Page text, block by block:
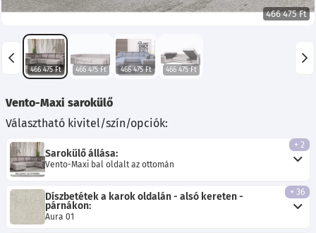
466 475 Ft
466 475 Ft 466 475 Ft 466 475 Ft 466 475 Ft
Vento-Maxi sarokülő
Választható kivitel/szín/opciók:
Sarokülő állása:
Vento-Maxi bal oldalt az ottomán
+ 2
Díszbetétek a karok oldalán - alsó kereten -
párnákon:
Aura 01
+ 36